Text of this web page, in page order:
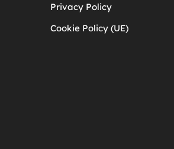
Privacy Policy
Cookie Policy (UE)